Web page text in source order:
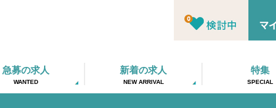
急募の求人
WANTED
新着の求人
NEW ARRIVAL
特集
SPECIAL